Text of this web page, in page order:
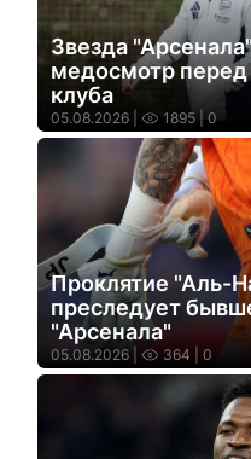
Звезда
медосмотр перед
клуба
05.08.2026 | 1895 | 0
Проклятие "Аль-
преследует
"Арсенала"
05.08.2026 | 364 | 0